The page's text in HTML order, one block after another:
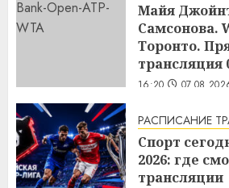
Майя
Самсонова.
Торонто.
трансляция
16:20
РАСПИСАНИЕ
Спорт
2026: где
трансляции